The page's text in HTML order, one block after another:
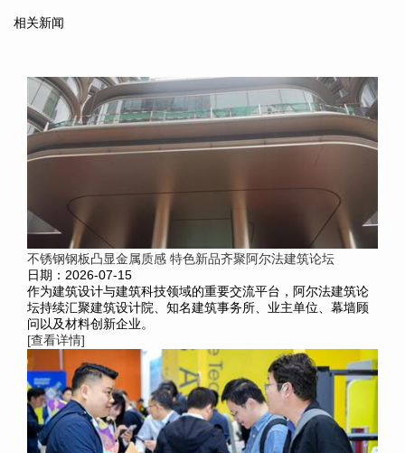
相关新闻
不锈钢钢板凸显金属质感 特色新品齐聚阿尔法建筑论坛
日期：2026-07-15
作为建筑设计与建筑科技领域的重要交流平台，阿尔法建筑论
坛持续汇聚建筑设计院、知名建筑事务所、业主单位、幕墙顾
问以及材料创新企业。
[查看详情]